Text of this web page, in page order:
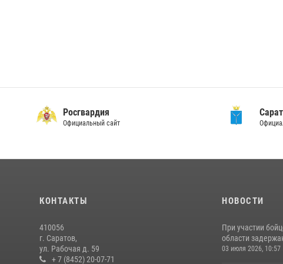
Росгвардия
Официальный сайт
КОНТАКТЫ
410056
г. Саратов,
ул. Рабочая д. 59
+ 7 (8452) 20-07-71
НОВОСТИ
При участии
области
03 июля 2026, 10:57